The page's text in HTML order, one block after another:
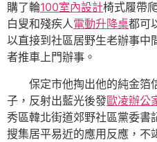
購了輪100室內設計椅式履帶
白叟和殘疾人電動升降桌都可
以直接到社區居野生老辦事中
者推車上門辦事。
保定市他掏出他的純金箔
子，反射出藍光後發歐凌辦公
秀區韓北街道郊野社區黨委書
搜集居平易近的應用反應，不